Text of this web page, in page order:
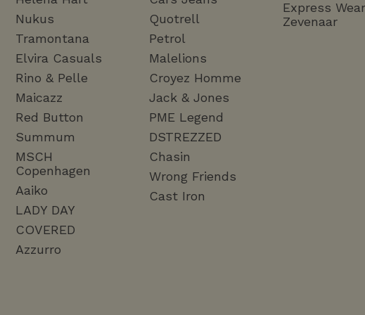
Nukus
Tramontana
Elvira Casuals
Rino & Pelle
Maicazz
Red Button
Summum
MSCH
Copenhagen
Aaiko
LADY DAY
COVERED
Azzurro
Quotrell
Petrol
Malelions
Croyez Homme
Jack & Jones
PME Legend
DSTREZZED
Chasin
Wrong Friends
Cast Iron
Express Wear
Zevenaar